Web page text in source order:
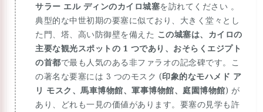
サラー エル ディンのカイロ城塞を訪れてください 。
典型的な中世初期の要塞に似ており、大きく堂々とし
た門、塔、高い防御壁を備えた この城塞は、カイロの
主要な観光スポットの 1 つであり、おそらく エジプト
の首都で最も人気のある非ファラオの記念碑です。こ
の著名な要塞には 3 つのモスク (印象的なモハメド ア
リ モスク、馬車博物館、軍事博物館、庭園博物館) が
あり、どれも一見の価値があります。要塞の見学も許